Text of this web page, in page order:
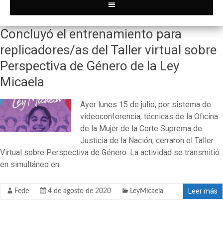
Concluyó el entrenamiento para
replicadores/as del Taller virtual sobre
Perspectiva de Género de la Ley
Micaela
Ayer lunes 15 de julio, por sistema de
videoconferencia, técnicas de la Oficina
de la Mujer de la Corte Suprema de
Justicia de la Nación, cerraron el Taller
Virtual sobre Perspectiva de Género. La actividad se transmitió
en simultáneo en
Fede 4 de agosto de 2020 LeyMicaela Leer más